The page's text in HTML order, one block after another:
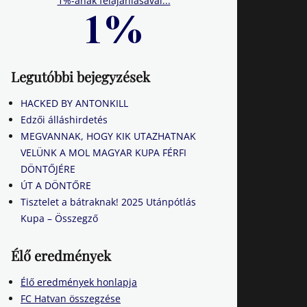
Legutóbbi bejegyzések
HACKED BY ANTONKILL
Edzői álláshirdetés
MEGVANNAK, HOGY KIK UTAZHATNAK
VELÜNK A MOL MAGYAR KUPA FÉRFI
DÖNTŐJÉRE
ÚT A DÖNTŐRE
Tisztelet a bátraknak! 2025 Utánpótlás
Kupa – Összegző
Élő eredmények
Élő eredmények honlapja
FC Hatvan összegzése